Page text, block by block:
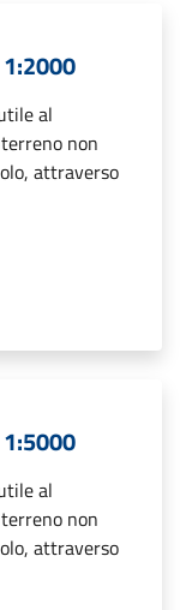
al
non
attraverso
al
non
attraverso